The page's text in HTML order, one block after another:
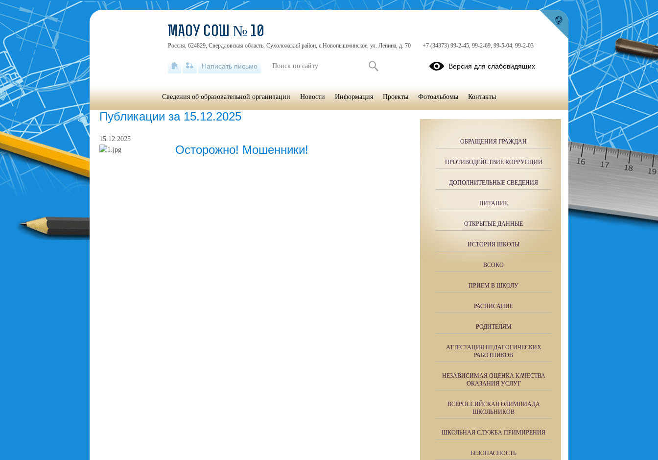
Публикации за 15.12.2025
15.12.2025
Осторожно! Мошенники!
ОБРАЩЕНИЯ ГРАЖДАН
ПРОТИВОДЕЙСТВИЕ КОРРУПЦИИ
ДОПОЛНИТЕЛЬНЫЕ СВЕДЕНИЯ
ПИТАНИЕ
ОТКРЫТЫЕ ДАННЫЕ
ИСТОРИЯ ШКОЛЫ
ВСОКО
ПРИЕМ В ШКОЛУ
РАСПИСАНИЕ
РОДИТЕЛЯМ
АТТЕСТАЦИЯ ПЕДАГОГИЧЕСКИХ
РАБОТНИКОВ
НЕЗАВИСИМАЯ ОЦЕНКА КАЧЕСТВА
ОКАЗАНИЯ УСЛУГ
ВСЕРОССИЙСКАЯ ОЛИМПИАДА
ШКОЛЬНИКОВ
ШКОЛЬНАЯ СЛУЖБА ПРИМИРЕНИЯ
БЕЗОПАСНОСТЬ
МАОУ СОШ № 10
Россия, 624829, Свердловская область, Сухоложский район, с.Новопышминское, ул. Ленина, д. 70 +7 (34373) 99-2-45, 99-2-69, 99-5-04, 99-2-03
Написать письмо Версия для слабовидящих
Сведения об образовательной организации Новости Информация Проекты Фотоальбомы Контакты